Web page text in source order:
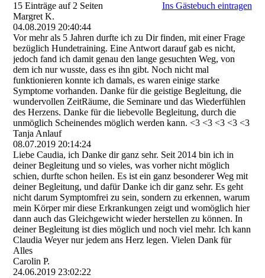
15 Einträge auf 2 Seiten
Ins Gästebuch eintragen
Margret K.
04.08.2019 20:40:44
Vor mehr als 5 Jahren durfte ich zu Dir finden, mit einer Frage
bezüglich Hundetraining. Eine Antwort darauf gab es nicht,
jedoch fand ich damit genau den lange gesuchten Weg, von
dem ich nur wusste, dass es ihn gibt. Noch nicht mal
funktionieren konnte ich damals, es waren einige starke
Symptome vorhanden. Danke für die geistige Begleitung, die
wundervollen ZeitRäume, die Seminare und das Wiederfühlen
des Herzens. Danke für die liebevolle Begleitung, durch die
unmöglich Scheinendes möglich werden kann. <3 <3 <3 <3 <3
Tanja Anlauf
08.07.2019 20:14:24
Liebe Caudia, ich Danke dir ganz sehr. Seit 2014 bin ich in
deiner Begleitung und so vieles, was vorher nicht möglich
schien, durfte schon heilen. Es ist ein ganz besonderer Weg mit
deiner Begleitung, und dafür Danke ich dir ganz sehr. Es geht
nicht darum Symptomfrei zu sein, sondern zu erkennen, warum
mein Körper mir diese Erkrankungen zeigt und womöglich hier
dann auch das Gleichgewicht wieder herstellen zu können. In
deiner Begleitung ist dies möglich und noch viel mehr. Ich kann
Claudia Weyer nur jedem ans Herz legen. Vielen Dank für
Alles
Carolin P.
24.06.2019 23:02:22